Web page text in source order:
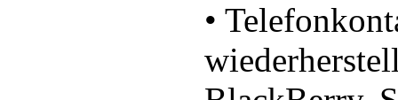
•